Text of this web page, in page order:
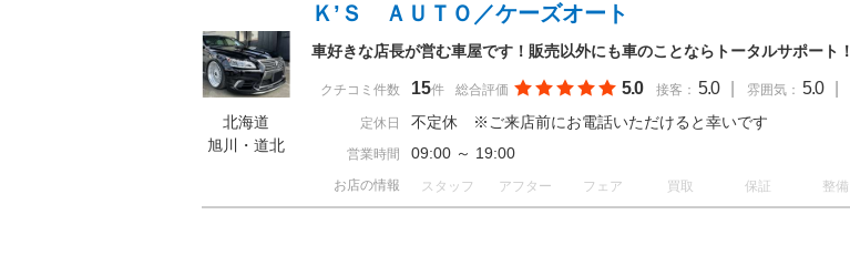
北海道
旭川・道北
Ｋ’Ｓ ＡＵＴＯ／ケーズオート
車好きな店長が営む車屋です！販売以外にも車のことならトータルサポート！
クチコミ件数 15件 総合評価 5.0 接客： 5.0 雰囲気： 5.0
定休日 不定休 ※ご来店前にお電話いただけると幸いです
営業時間 09:00 ～ 19:00
お店の情報 スタッフ アフター フェア 買取 保証 整備